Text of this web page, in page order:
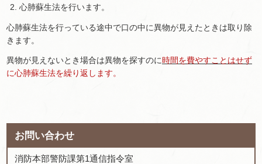
心肺蘇生法を行います。
心肺蘇生法を行っている途中で口の中に異物が見えたときは取り除
きます。
異物が見えないとき場合は異物を探すのに時間を費やすことはせず
に心肺蘇生法を繰り返します。
お問い合わせ
消防本部警防課第1通信指令室